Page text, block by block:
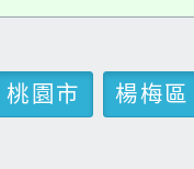
桃園市
楊梅區